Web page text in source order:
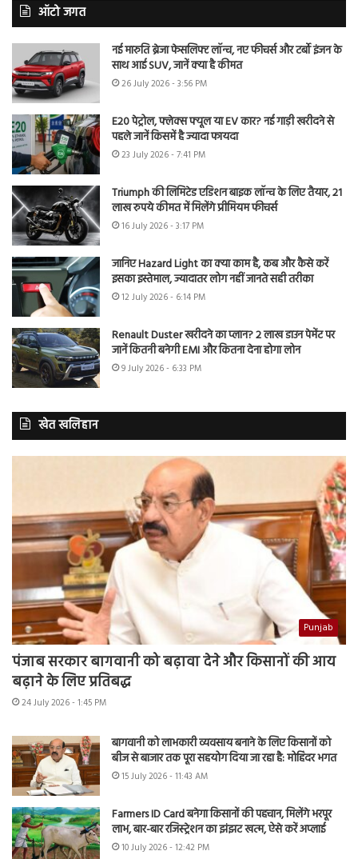
ऑटो जगत
नई मारुति ब्रेजा फेसलिफ्ट लॉन्च, नए फीचर्स और टर्बो इंजन के
साथ आई SUV, जानें क्या है कीमत
26 July 2026 - 3:56 PM
E20 पेट्रोल, फ्लेक्स फ्यूल या EV कार? नई गाड़ी खरीदने से
पहले जानें किसमें है ज्यादा फायदा
23 July 2026 - 7:41 PM
Triumph की लिमिटेड एडिशन बाइक लॉन्च के लिए तैयार, 21
लाख रुपये कीमत में मिलेंगे प्रीमियम फीचर्स
16 July 2026 - 3:17 PM
जानिए Hazard Light का क्या काम है, कब और कैसे करें
इसका इस्तेमाल, ज्यादातर लोग नहीं जानते सही तरीका
12 July 2026 - 6:14 PM
Renault Duster खरीदने का प्लान? 2 लाख डाउन पेमेंट पर
जानें कितनी बनेगी EMI और कितना देना होगा लोन
9 July 2026 - 6:33 PM
खेत खलिहान
Punjab
पंजाब सरकार बागवानी को बढ़ावा देने और किसानों की आय
बढ़ाने के लिए प्रतिबद्ध
24 July 2026 - 1:45 PM
बागवानी को लाभकारी व्यवसाय बनाने के लिए किसानों को
बीज से बाजार तक पूरा सहयोग दिया जा रहा है: मोहिंदर भगत
15 July 2026 - 11:43 AM
Farmers ID Card बनेगा किसानों की पहचान, मिलेंगे भरपूर
लाभ, बार-बार रजिस्ट्रेशन का झंझट खत्म, ऐसे करें अप्लाई
10 July 2026 - 12:42 PM